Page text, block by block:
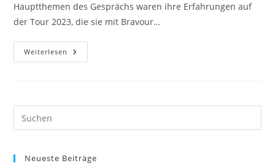
Hauptthemen des Gesprächs waren ihre Erfahrungen auf
der Tour 2023, die sie mit Bravour…
Weiterlesen Evelyn
Und
Live
Neueste Beiträge